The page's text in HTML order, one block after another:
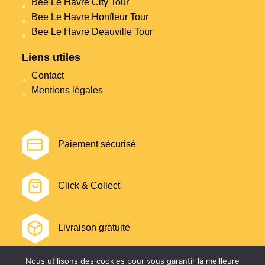
Bee Le Havre Honfleur Tour
Bee Le Havre Deauville Tour
Liens utiles
Contact
Mentions légales
Paiement sécurisé
Click & Collect
Livraison gratuite
Nous utilisons des cookies pour vous garantir la meilleure